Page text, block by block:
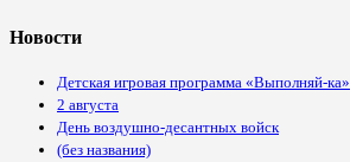
Новости
Детская игровая программа «Выполняй-ка»
2 августа
День воздушно-десантных войск
(без названия)